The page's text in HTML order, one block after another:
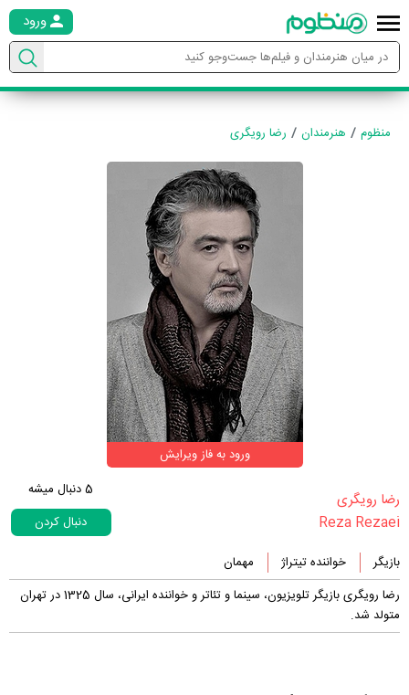
ورود
منظوم هنرمندان رضا رویگری
ورود به فاز ویرایش
‏رضا رویگری‏
Reza Rezaei
5دنبال میشه
دنبال کردن
بازیگر
خواننده تیتراژ
مهمان
رضا رویگری بازیگر تلویزیون، سینما و تئاتر و خواننده ایرانی، سال 1325 در تهران
متولد شد.